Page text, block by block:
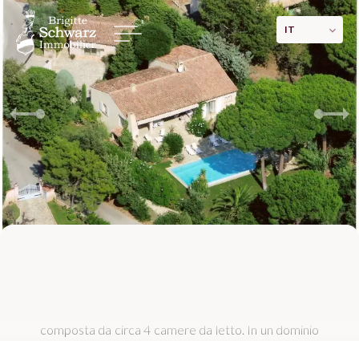
IT
composta da circa 4 camere da letto. In un dominio